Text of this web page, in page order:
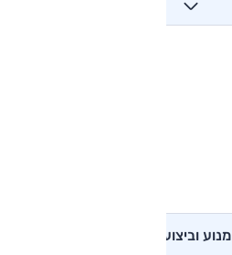
מנוע וביצועים